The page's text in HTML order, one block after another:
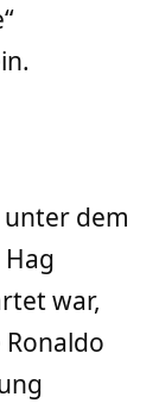
unter dem
war,